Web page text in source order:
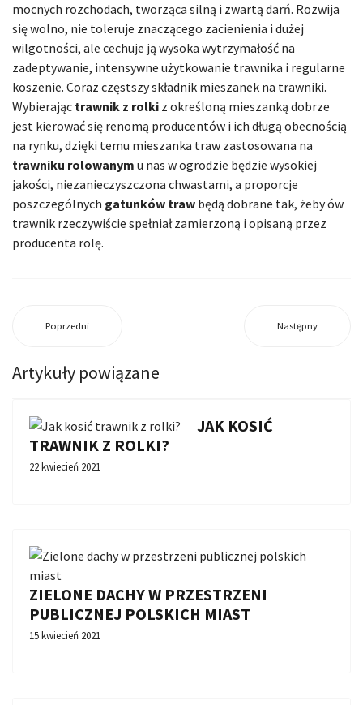
mocnych rozchodach, tworząca silną i zwartą darń. Rozwija
się wolno, nie toleruje znaczącego zacienienia i dużej
wilgotności, ale cechuje ją wysoka wytrzymałość na
zadeptywanie, intensywne użytkowanie trawnika i regularne
koszenie. Coraz częstszy składnik mieszanek na trawniki.
Wybierając trawnik z rolki z określoną mieszanką dobrze
jest kierować się renomą producentów i ich długą obecnością
na rynku, dzięki temu mieszanka traw zastosowana na
trawniku rolowanym u nas w ogrodzie będzie wysokiej
jakości, niezanieczyszczona chwastami, a proporcje
poszczególnych gatunków traw będą dobrane tak, żeby ów
trawnik rzeczywiście spełniał zamierzoną i opisaną przez
producenta rolę.
Poprzedni Następny
Artykuły powiązane
JAK KOSIĆ
TRAWNIK Z ROLKI?
22 kwiecień 2021
ZIELONE DACHY W PRZESTRZENI
PUBLICZNEJ POLSKICH MIAST
15 kwiecień 2021